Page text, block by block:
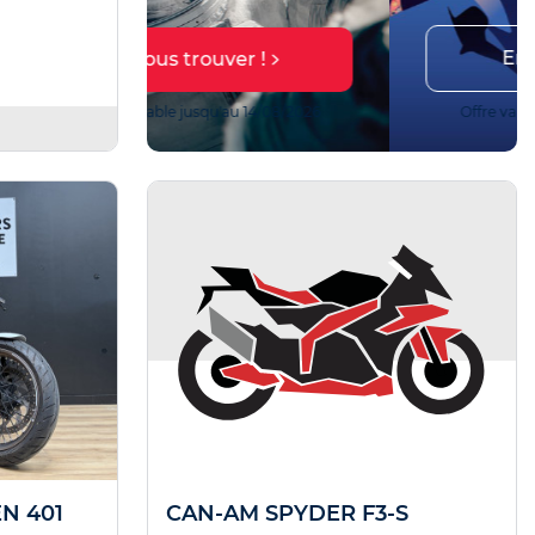
! En savoir plus
Offre valable jusqu'au 27/10/2026
401 CAN-AM SPYDER F3-S